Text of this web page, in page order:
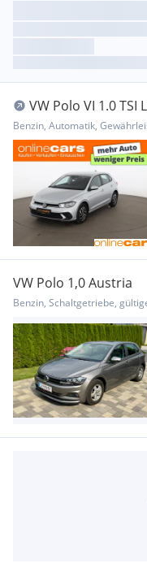
VW Polo VI 1.0 TSI
TACH
Benzin, Automatik,
VW Polo 1,0 Austria
Benzin, Schaltgetriebe,